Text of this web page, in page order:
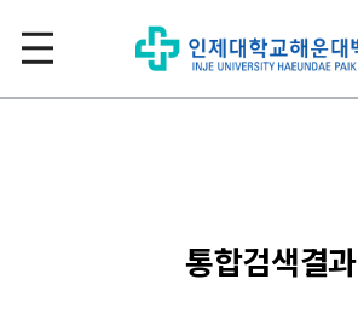
통합검색결과